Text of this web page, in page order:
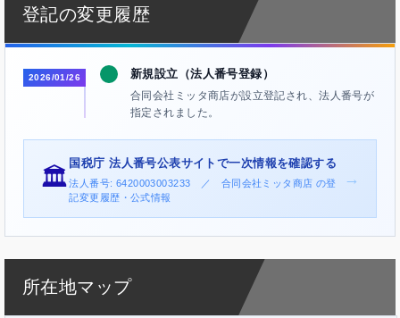
登記の変更履歴
2026/01/26 新規設立（法人番号登録）
合同会社ミッタ商店が設立登記され、法人番号が
指定されました。
🏛️
国税庁 法人番号公表サイトで一次情報を確認する
法人番号: 6420003003233 ／ 合同会社ミッタ商店 の登
記変更履歴・公式情報
→
所在地マップ